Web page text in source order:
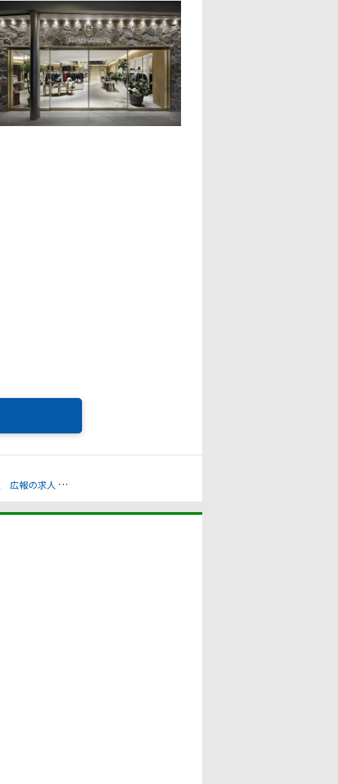
広報の求人 入力・テレフォンオペレーターの求人